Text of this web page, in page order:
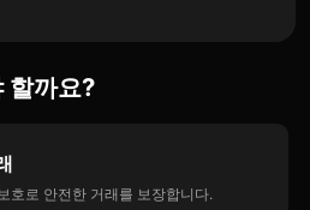
할까요?
호로 안전한 거래를 보장합니다.